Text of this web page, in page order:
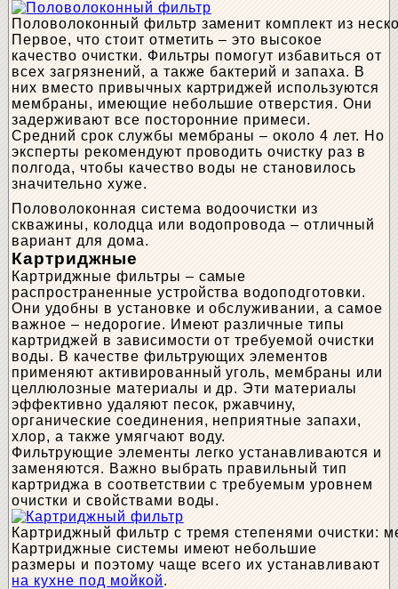
Половолоконный фильтр заменит комплект из
Первое, что стоит отметить – это высокое
качество очистки. Фильтры помогут избавиться от
всех загрязнений, а также бактерий и запаха. В
них вместо привычных картриджей используются
мембраны, имеющие небольшие отверстия. Они
задерживают все посторонние примеси.
Средний срок службы мембраны – около 4 лет. Но
эксперты рекомендуют проводить очистку раз в
полгода, чтобы качество воды не становилось
значительно хуже.
Половолоконная система водоочистки из
скважины, колодца или водопровода – отличный
вариант для дома.
Картриджные
Картриджные фильтры – самые
распространенные устройства водоподготовки.
Они удобны в установке и обслуживании, а самое
важное – недорогие. Имеют различные типы
картриджей в зависимости от требуемой очистки
воды. В качестве фильтрующих элементов
применяют активированный уголь, мембраны или
целлюлозные материалы и др. Эти материалы
эффективно удаляют песок, ржавчину,
органические соединения, неприятные запахи,
хлор, а также умягчают воду.
Фильтрующие элементы легко устанавливаются и
заменяются. Важно выбрать правильный тип
картриджа в соответствии с требуемым уровнем
очистки и свойствами воды.
Картриджный фильтр с тремя степенями очистки:
Картриджные системы имеют небольшие
размеры и поэтому чаще всего их устанавливают
на кухне под мойкой.